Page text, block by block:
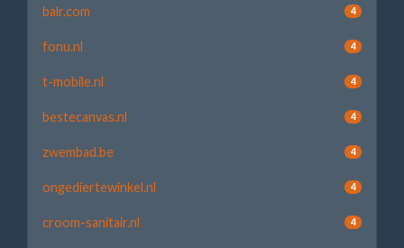
balr.com 4
fonu.nl 4
t-mobile.nl 4
bestecanvas.nl 4
zwembad.be 4
ongediertewinkel.nl 4
croom-sanitair.nl 4